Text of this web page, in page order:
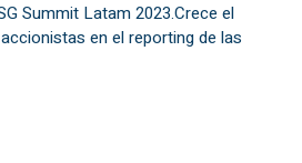
Summit Latam 2023.Crece el
en el reporting de las